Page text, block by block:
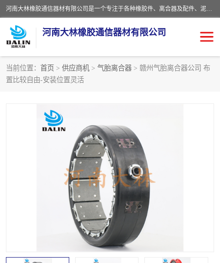
河南大林橡胶通信器材有限公司是一个专注于各种橡胶件、离合器及配件、泥浆泵及配件等产品设计制造和加工的企业。产品应用于矿山、冶金、石油、钢铁、化工、水泥、船舶、造纸、通用机械等各种大功率机械传动或制动装置。
河南大林橡胶通信器材有限公司
当前位置： 首页 > 供应商机 > 气胎离合器 > 赣州气胎离合器公司 布
置比较自由-安装位置灵活
推盘离合器
VC离合器
PO隔膜离合器 气胎离合器
泥浆泵空气包胶囊 气动元件
DY隔膜式离合器 CB离合器
实芯轮胎
联轴器
液力端配件